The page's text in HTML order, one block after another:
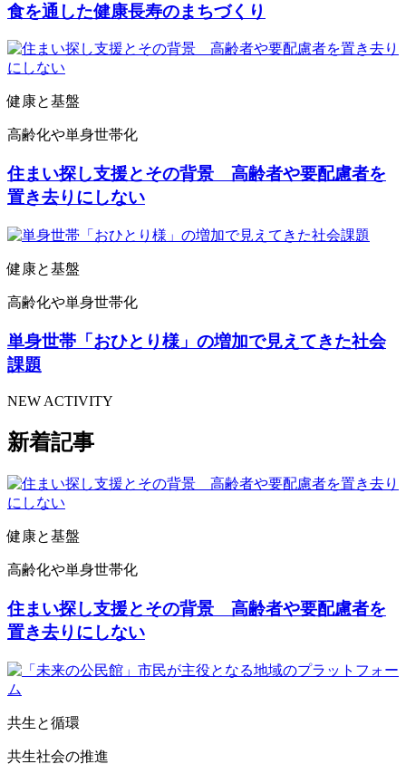
食を通した健康長寿のまちづくり
健康と基盤
高齢化や単身世帯化
住まい探し支援とその背景 高齢者や要配慮者を
置き去りにしない
健康と基盤
高齢化や単身世帯化
単身世帯「おひとり様」の増加で見えてきた社会
課題
NEW ACTIVITY
新着記事
健康と基盤
高齢化や単身世帯化
住まい探し支援とその背景 高齢者や要配慮者を
置き去りにしない
共生と循環
共生社会の推進